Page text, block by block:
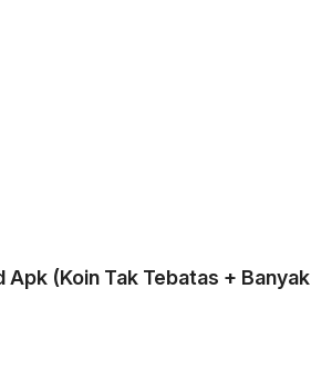
(Koin Tak Tebatas + Banyak